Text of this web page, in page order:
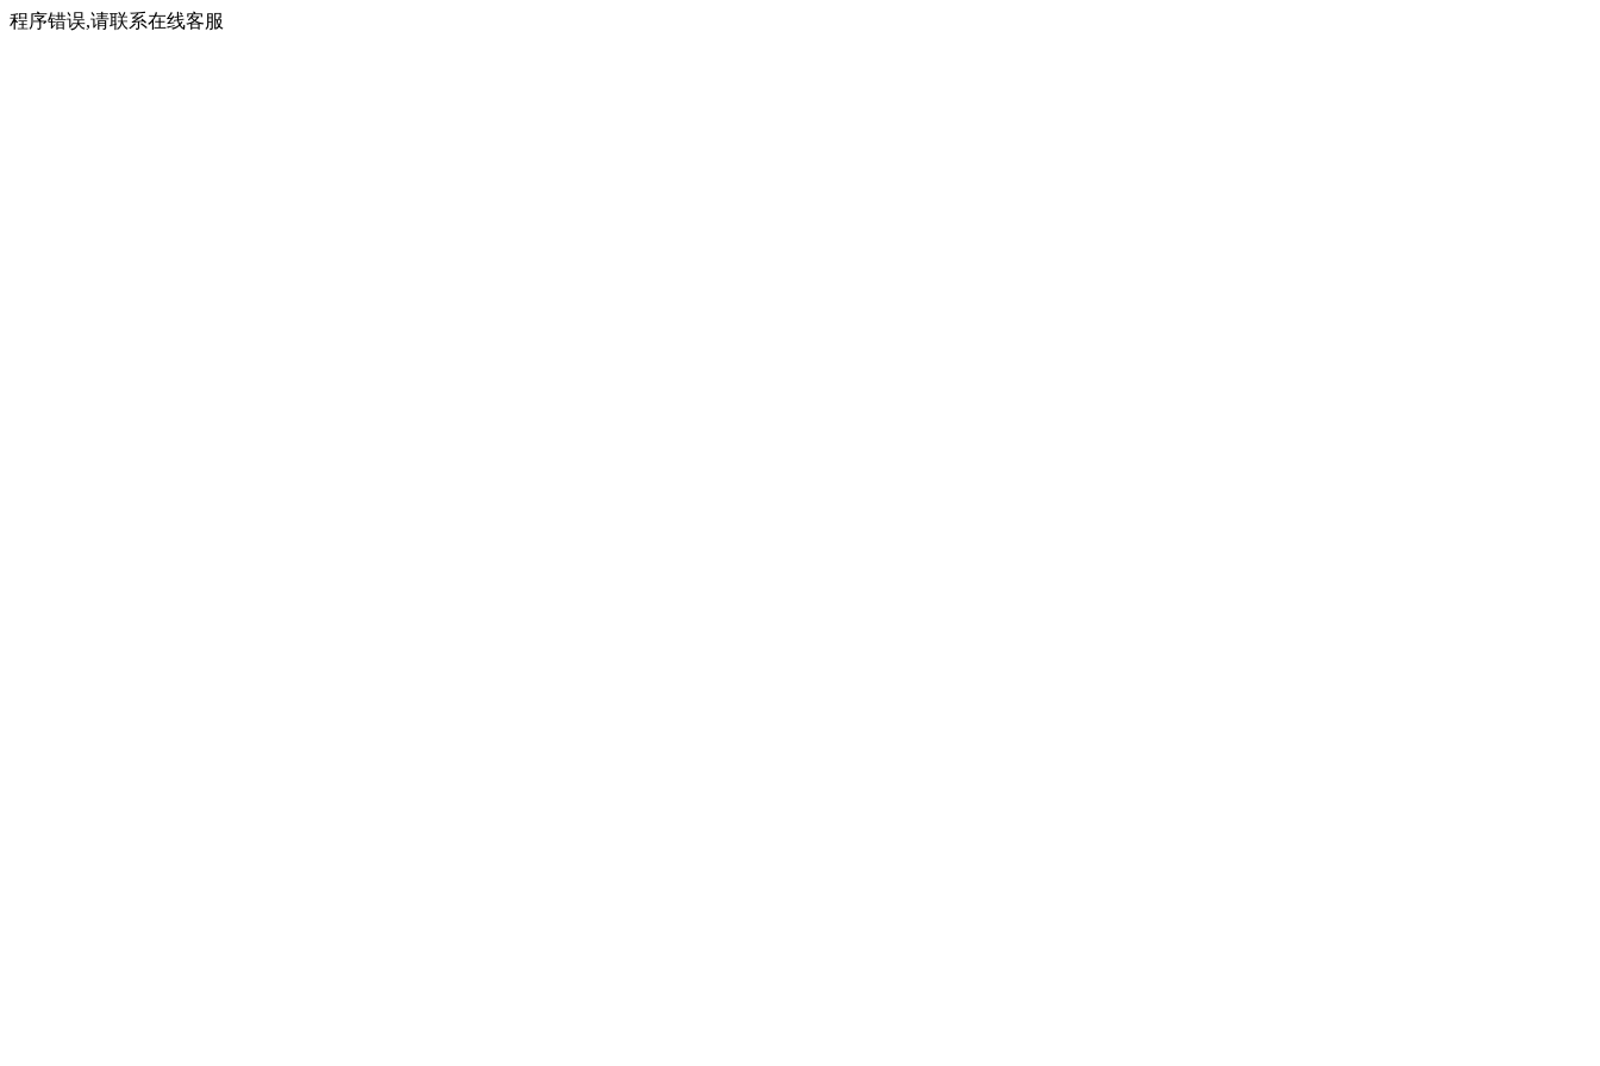
程序错误,请联系在线客服